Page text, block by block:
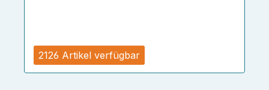
2126 Artikel verfügbar